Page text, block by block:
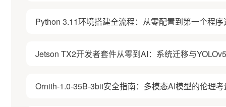
Python 3.11环境搭建全流程：从零配置到第一个程序
Jetson TX2开发者套件从零到AI：系统迁移与
Ornith-1.0-35B-3bit安全指南：多模态AI模型的伦理